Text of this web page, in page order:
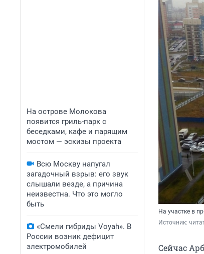
На острове Молокова
появится гриль-парк с
беседками, кафе и парящим
мостом — эскизы проекта
Всю Москву напугал
загадочный взрыв: его звук
слышали везде, а причина
неизвестна. Что это могло
быть
«Смели гибриды Voyah». В
России возник дефицит
электромобилей
На участке в
Источник:
Сейчас